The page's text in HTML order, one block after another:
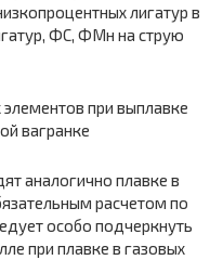
лигатур в
ФС, ФМн на струю
аналогично плавке в
расчетом по
особо подчеркнуть
при плавке в газовых